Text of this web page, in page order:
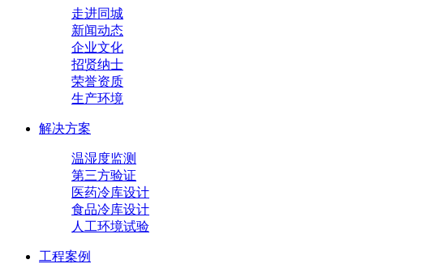
走进同城
新闻动态
企业文化
招贤纳士
荣誉资质
生产环境
解决方案
温湿度监测
第三方验证
医药冷库设计
食品冷库设计
人工环境试验
工程案例